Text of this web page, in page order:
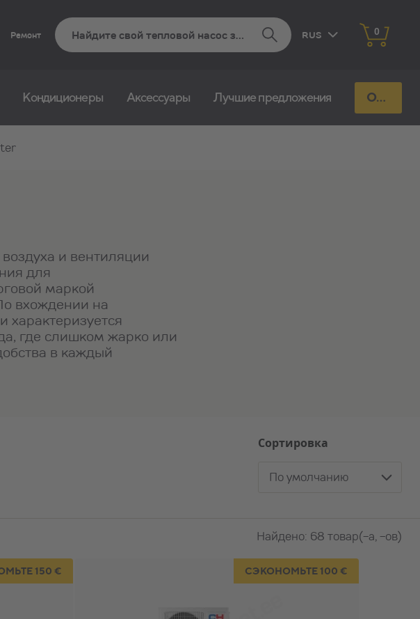
Ремонт RUS 0
Кондиционеры Aксессуары Лучшие предложения Отправь запрос
и вентиляции
для
маркой
вхождении на
характеризуется
где слишком жарко или
в каждый
Сортировка
По умолчанию
Найдено: 68 товар(-а, -ов)
150 € СЭКОНОМЬТЕ 100 €